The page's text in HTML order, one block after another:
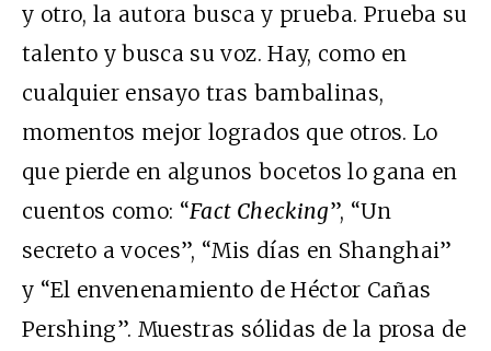
y otro, la autora busca y prueba. Prueba su
talento y busca su voz. Hay, como en
cualquier ensayo tras bambalinas,
momentos mejor logrados que otros. Lo
que pierde en algunos bocetos lo gana en
cuentos como: “Fact Checking”, “Un
secreto a voces”, “Mis días en Shanghai”
y “El envenenamiento de Héctor Cañas
Pershing”. Muestras sólidas de la prosa de